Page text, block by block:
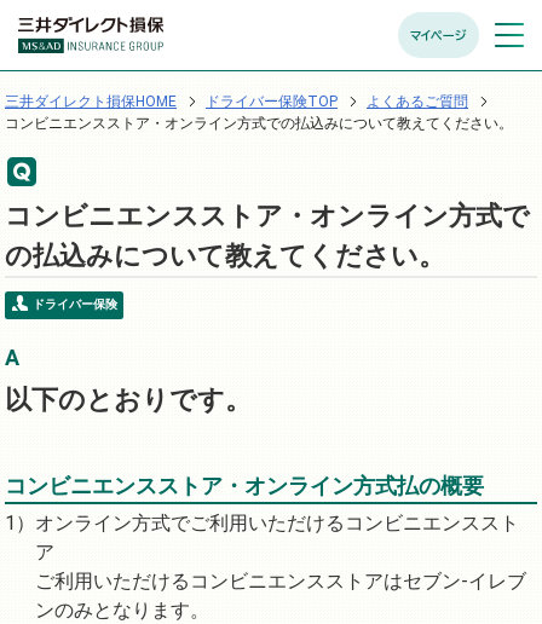
マイページ メニュ
開く
三井ダイレクト損保HOME ドライバー保険TOP
よくあるご質問
コンビニエンスストア・オンライン方式での払込みについて教えてください。
コンビニエンスストア・オンライン方式で
の払込みについて教えてください。
ドライバー保険
以下のとおりです。
コンビニエンスストア・オンライン方式払の概要
オンライン方式でご利用いただけるコンビニエンススト
ア
ご利用いただけるコンビニエンスストアはセブン-イレブ
ンのみとなります。